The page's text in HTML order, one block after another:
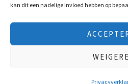
kan dit een nadelige invloed hebben op
© 2026 Freemasonry Store -